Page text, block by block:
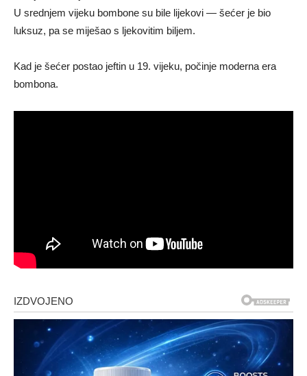
U srednjem vijeku bombone su bile lijekovi — šećer je bio
luksuz, pa se miješao s ljekovitim biljem.
Kad je šećer postao jeftin u 19. vijeku, počinje moderna era
bombona.